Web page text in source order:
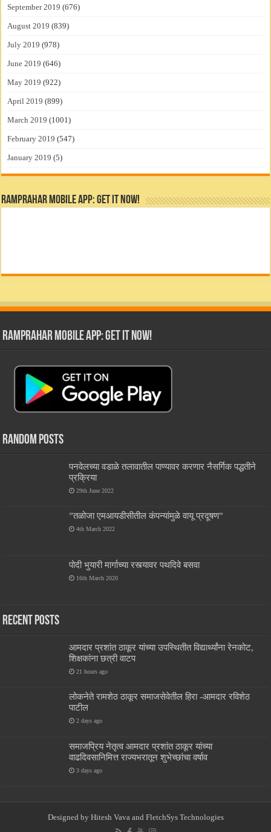
September 2019 (676)
August 2019 (839)
July 2019 (978)
June 2019 (646)
May 2019 (922)
April 2019 (899)
March 2019 (1001)
February 2019 (547)
January 2019 (5)
RamPrahar Mobile App: Get it Now!
RamPrahar Mobile App: Get it Now!
Random Posts
पनवेलच्या वडाळे तलावातील पाण्यावर करणार नैसर्गिक पद्धतीने
प्रक्रिया
29th June 2022
”तळोजा एमआयडीसीतील कंपन्यांमुळे वायू प्रदूषण”
4th March 2022
पोदी भुयारी मार्गाच्या रस्त्यावर पथदिवे बसवा
16th March 2020
Recent Posts
आमदार प्रशांत ठाकूर यांच्या उपस्थितीत विद्यार्थ्यांना रेनकोट,
शिक्षकांना छत्री वाटप
21 hours ago
लोकनेते रामशेठ ठाकूर समाजसेवेतील हिरा -आमदार रविशेठ
पाटील
2 days ago
समाजप्रिय नेतृत्व आमदार प्रशांत ठाकूर यांच्या
वाढदिवसानिमित्त राज्यभरातून शुभेच्छांचा वर्षाव
3 days ago
Designed by Hitesh Vava and FletchSys Technologies